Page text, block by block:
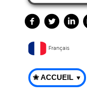
Français
✬ ACCUEIL ▼